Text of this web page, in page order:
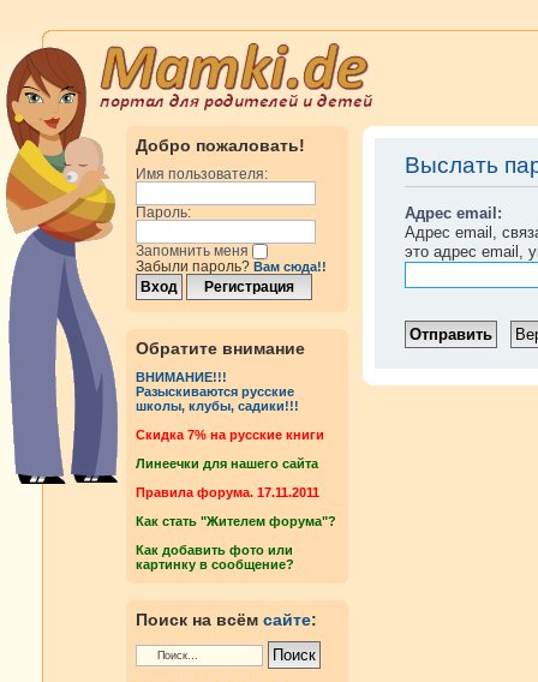
Добро пожаловать!
Имя пользователя:
Пароль:
Запомнить меня
Забыли пароль? Вам сюда!!
Обратите внимание
ВНИМАНИЕ!!!
Разыскиваются русские
школы, клубы, садики!!!
Cкидка 7% на русские книги
Линеечки для нашего сайта
Правила форума. 17.11.2011
Как стать "Жителем форума"?
Как добавить фото или
картинку в сообщение?
Поиск на всём сайте:
Выслать
Адрес email:
Адрес email,
это адрес email,